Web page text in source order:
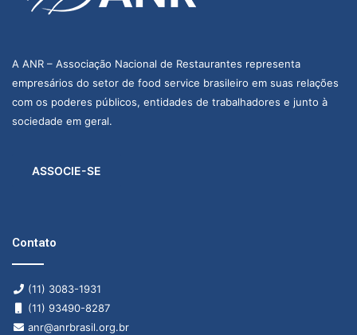
A ANR – Associação Nacional de Restaurantes representa
empresários do setor de food service brasileiro em suas relações
com os poderes públicos, entidades de trabalhadores e junto à
sociedade em geral.
ASSOCIE-SE
Contato
(11) 3083-1931
(11) 93490-8287
anr@anrbrasil.org.br